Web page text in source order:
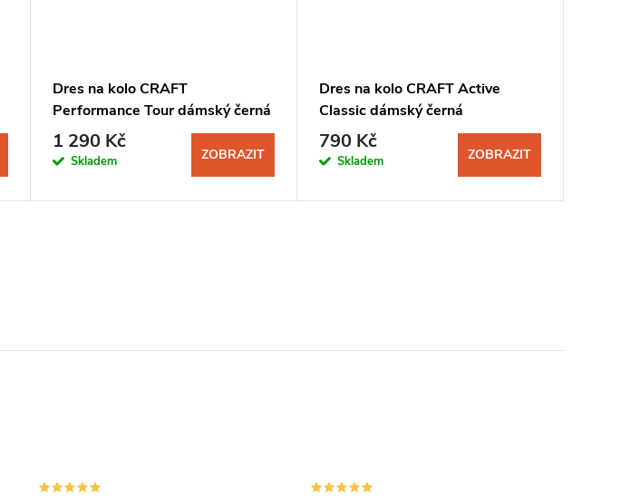
Dres na kolo CRAFT
Performance Tour dámský černá
1 290 Kč
Skladem ZOBRAZIT
Dres na kolo CRAFT Active
Classic dámský černá
790 Kč
Skladem ZOBRAZIT